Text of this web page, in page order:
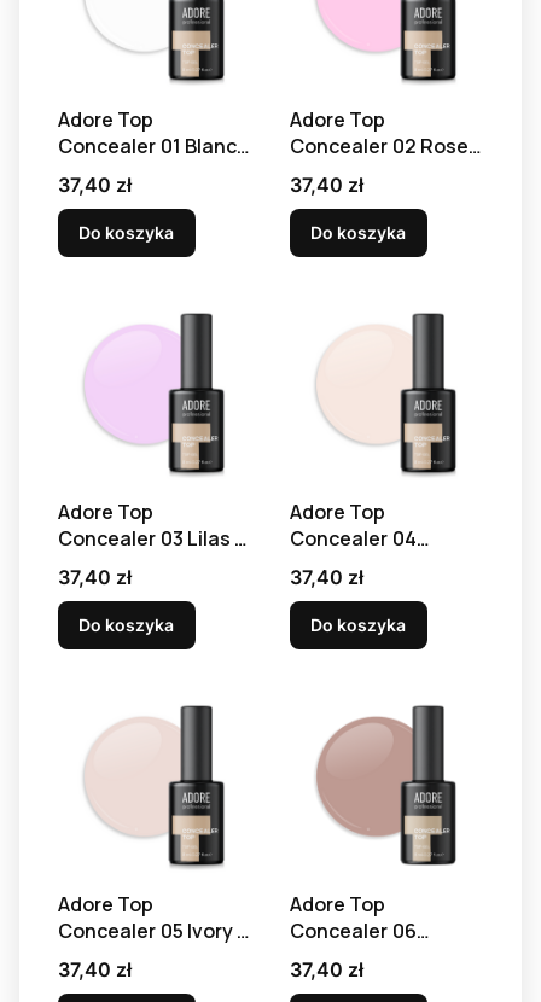
Adore Top
Concealer 01 Blanc -
top kamuflażowy, 8
ml
Cena
37,40 zł
Do koszyka
Adore Top
Concealer 02 Rose -
top kamuflażowy, 8
ml
Cena
37,40 zł
Do koszyka
Adore Top
Concealer 03 Lilas -
top kamuflażowy, 8
ml
Cena
37,40 zł
Do koszyka
Adore Top
Concealer 04
Ombre - top
kamuflażowy, 8 ml
Cena
37,40 zł
Do koszyka
Adore Top
Concealer 05 Ivory -
top kamuflażowy, 8
ml
Cena
37,40 zł
Adore Top
Concealer 06
Almond - top
kamuflażowy, 8 ml
Cena
37,40 zł